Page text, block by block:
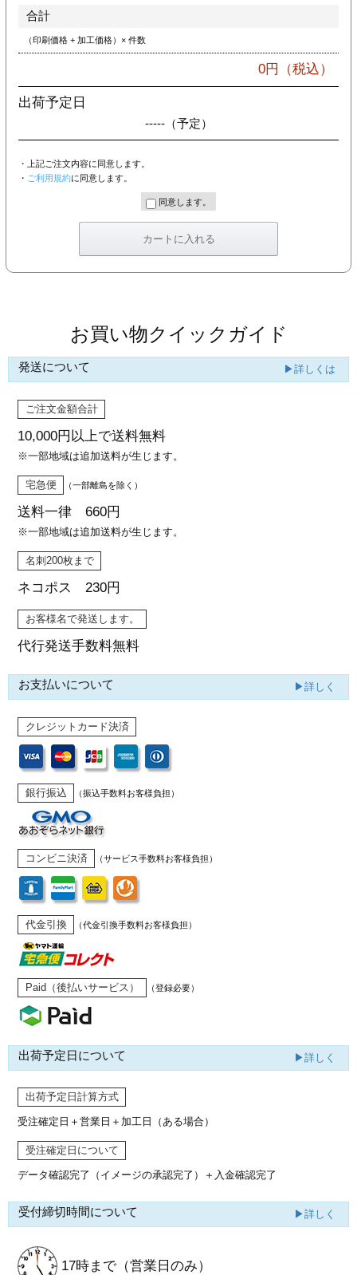
加工
印刷
リーブ
合計
（印刷価格 + 加工価格）× 件数
0円（税込）
出荷予定日
-----（予定）
・上記ご注文内容に同意します。
・ ご利用規約に同意します。
同意します。
お買い物クイックガイド
発送について ▶詳しくは
ご注文金額合計
10,000円以上で送料無料
※一部地域は追加送料が生じます。
宅急便 （一部離島を除く）
送料一律 660円
※一部地域は追加送料が生じます。
名刺200枚まで
ネコポス 230円
お客様名で発送します。
代行発送手数料無料
お支払いについて ▶詳しく
クレジットカード決済
銀行振込 （振込手数料お客様負担）
コンビニ決済 （サービス手数料お客様負担）
代金引換 （代金引換手数料お客様負担）
Paid（後払いサービス） （登録必要）
出荷予定日について ▶詳しく
出荷予定日計算方式
受注確定日＋営業日＋加工日（ある場合）
受注確定日について
データ確認完了（イメージの承認完了） ＋入金確認完了
受付締切時間について ▶詳しく
17時まで （営業日のみ）